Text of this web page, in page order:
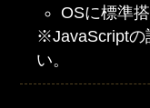
OSに標準
※JavaScriptの
い。